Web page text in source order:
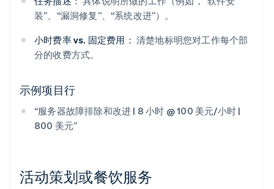
装”、“漏洞修复”、“系统改进”）。
小时费率 vs. 固定费用： 清楚地标明您对工作每个部
分的收费方式。
示例项目行
“服务器故障排除和改进 | 8 小时 @ 100 美元/小时 |
800 美元”
活动策划或餐饮服务